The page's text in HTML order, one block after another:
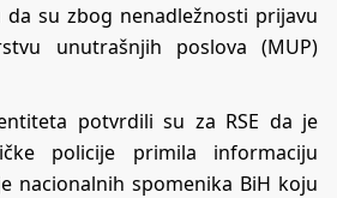
da su zbog nenadležnosti prijavu
unutrašnjih poslova (MUP)
potvrdili su za RSE da je
policije primila informaciju
nacionalnih spomenika BiH koju